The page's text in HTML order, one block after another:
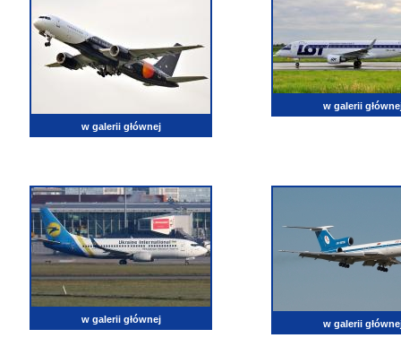
w galerii głównej
w galerii
w galerii głównej w galerii